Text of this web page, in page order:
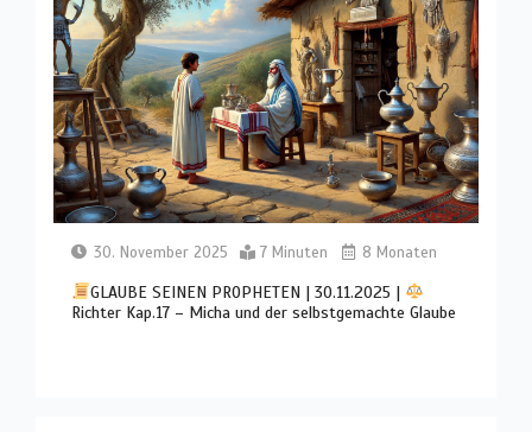
30. November 2025 7 Minuten 8 Monaten
GLAUBE SEINEN PROPHETEN | 30.11.2025 |
Richter Kap.17 – Micha und der selbstgemachte Glaube